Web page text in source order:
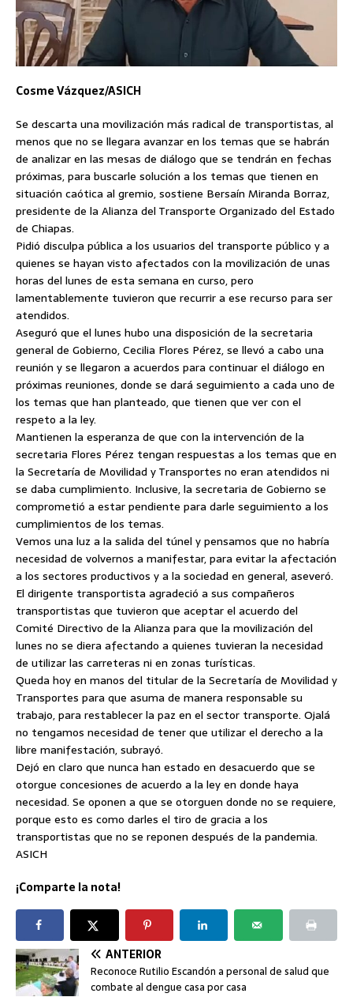
Cosme Vázquez/ASICH
Se descarta una movilización más radical de transportistas, al
menos que no se llegara avanzar en los temas que se habrán
de analizar en las mesas de diálogo que se tendrán en fechas
próximas, para buscarle solución a los temas que tienen en
situación caótica al gremio, sostiene Bersaín Miranda Borraz,
presidente de la Alianza del Transporte Organizado del Estado
de Chiapas.
Pidió disculpa pública a los usuarios del transporte público y a
quienes se hayan visto afectados con la movilización de unas
horas del lunes de esta semana en curso, pero
lamentablemente tuvieron que recurrir a ese recurso para ser
atendidos.
Aseguró que el lunes hubo una disposición de la secretaria
general de Gobierno, Cecilia Flores Pérez, se llevó a cabo una
reunión y se llegaron a acuerdos para continuar el diálogo en
próximas reuniones, donde se dará seguimiento a cada uno de
los temas que han planteado, que tienen que ver con el
respeto a la ley.
Mantienen la esperanza de que con la intervención de la
secretaria Flores Pérez tengan respuestas a los temas que en
la Secretaría de Movilidad y Transportes no eran atendidos ni
se daba cumplimiento. Inclusive, la secretaria de Gobierno se
comprometió a estar pendiente para darle seguimiento a los
cumplimientos de los temas.
Vemos una luz a la salida del túnel y pensamos que no habría
necesidad de volvernos a manifestar, para evitar la afectación
a los sectores productivos y a la sociedad en general, aseveró.
El dirigente transportista agradeció a sus compañeros
transportistas que tuvieron que aceptar el acuerdo del
Comité Directivo de la Alianza para que la movilización del
lunes no se diera afectando a quienes tuvieran la necesidad
de utilizar las carreteras ni en zonas turísticas.
Queda hoy en manos del titular de la Secretaría de Movilidad y
Transportes para que asuma de manera responsable su
trabajo, para restablecer la paz en el sector transporte. Ojalá
no tengamos necesidad de tener que utilizar el derecho a la
libre manifestación, subrayó.
Dejó en claro que nunca han estado en desacuerdo que se
otorgue concesiones de acuerdo a la ley en donde haya
necesidad. Se oponen a que se otorguen donde no se requiere,
porque esto es como darles el tiro de gracia a los
transportistas que no se reponen después de la pandemia.
ASICH
¡Comparte la nota!
ANTERIOR
Reconoce Rutilio Escandón a personal de salud que
combate al dengue casa por casa